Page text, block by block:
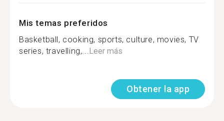
Mis temas preferidos
Basketball, cooking, sports, culture, movies, TV
series, travelling,... Leer más
Obtener la app